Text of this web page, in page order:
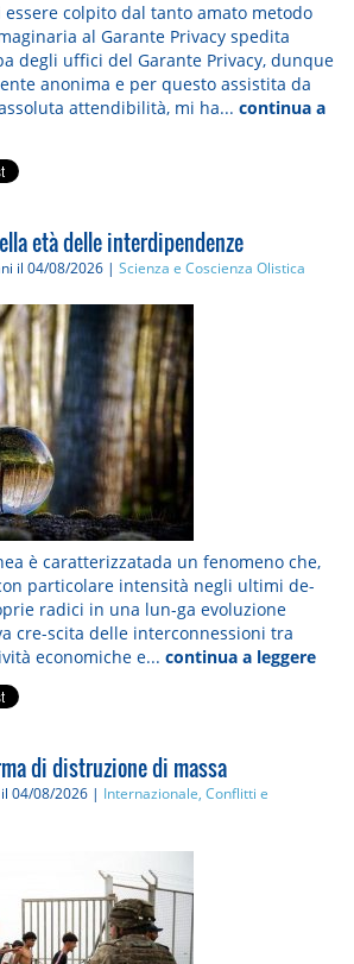
essere colpito dal tanto amato metodo
al Garante Privacy spedita
degli uffici del Garante Privacy, dunque
anonima e per questo assistita da
attendibilità, mi ha...continua a
età delle interdipendenze
il 04/08/2026 |Scienza e Coscienza Olistica
è caratterizzatada un fenomeno che,
particolare intensità negli ultimi de-
radici in una lun-ga evoluzione
cre-scita delle interconnessioni tra
economiche e...continua a leggere
di distruzione di massa
il 04/08/2026 | Internazionale, Conflitti e